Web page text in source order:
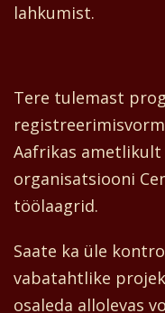
lahkumist.
Tere tulemast
Aafrikas
organisatsiooni
töölaagrid.
Saate ka üle
vabatahtlike
osaleda allolevas